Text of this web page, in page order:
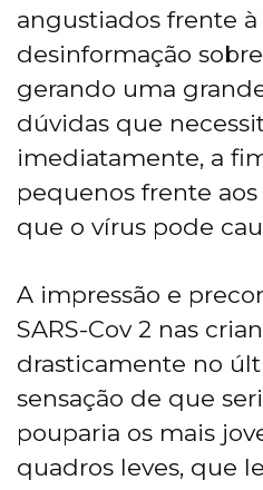
angustiados frente
desinformação
gerando uma
dúvidas que
imediatamente, a
pequenos frente
que o vírus pode
A impressão e
SARS-Cov 2 nas
drasticamente no
sensação de que
pouparia os mais
quadros leves, que